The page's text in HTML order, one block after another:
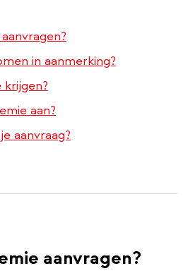
in aanmerking?
aan?
aanvraag?
aanvragen?